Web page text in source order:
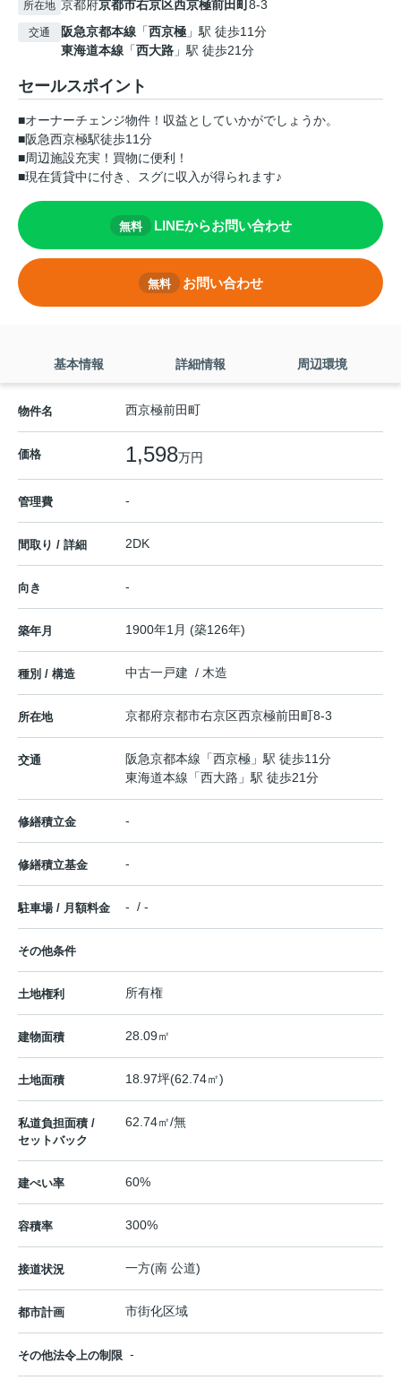
所在地 京都府京都市右京区西京極前田町8-3
交通 阪急京都本線 「西京極 」駅 徒歩11分
東海道本線 「西大路 」駅 徒歩21分
セールスポイント
■オーナーチェンジ物件！収益としていかがでしょうか。
■阪急西京極駅徒歩11分
■周辺施設充実！買物に便利！
■現在賃貸中に付き、スグに収入が得られます♪
無料 LINEからお問い合わせ
無料 お問い合わせ
基本情報 詳細情報 周辺環境
物件名 西京極前田町
価格 1,598万円
管理費 -
間取り / 詳細 2DK
向き -
築年月 1900年1月 (築126年)
種別 / 構造 中古一戸建 / 木造
所在地 京都府京都市右京区西京極前田町8-3
交通 阪急京都本線 「西京極 」駅 徒歩11分
東海道本線 「西大路 」駅 徒歩21分
修繕積立金 -
修繕積立基金 -
駐車場 / 月額料金 - / -
その他条件
土地権利 所有権
建物面積 28.09㎡
土地面積 18.97坪(62.74㎡)
私道負担面積 /
セットバック
62.74㎡/無
建ぺい率 60%
容積率 300%
接道状況 一方(南 公道)
都市計画 市街化区域
その他法令上の制限 -